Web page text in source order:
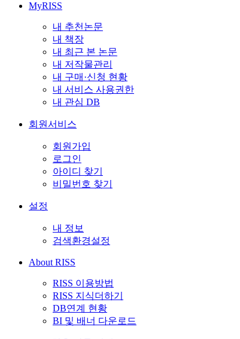
MyRISS
내 추천논문
내 책장
내 최근 본 논문
내 저작물관리
내 구매·신청 현황
내 서비스 사용권한
내 관심 DB
회원서비스
회원가입
로그인
아이디 찾기
비밀번호 찾기
설정
내 정보
검색환경설정
About RISS
RISS 이용방법
RISS 지식더하기
DB연계 현황
BI 및 배너 다운로드